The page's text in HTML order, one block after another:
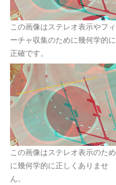
この画像はステレオ表示やフィ
ーチャ収集のために幾何学的に
正確です。
この画像はステレオ表示のため
に幾何学的に正しくありませ
ん。